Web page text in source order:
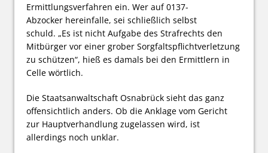
Ermittlungsverfahren ein. Wer auf 0137-
Abzocker hereinfalle, sei schließlich selbst
schuld. „Es ist nicht Aufgabe des Strafrechts den
Mitbürger vor einer grober Sorgfaltspflichtverletzung
zu schützen“, hieß es damals bei den Ermittlern in
Celle wörtlich.
Die Staatsanwaltschaft Osnabrück sieht das ganz
offensichtlich anders. Ob die Anklage vom Gericht
zur Hauptverhandlung zugelassen wird, ist
allerdings noch unklar.